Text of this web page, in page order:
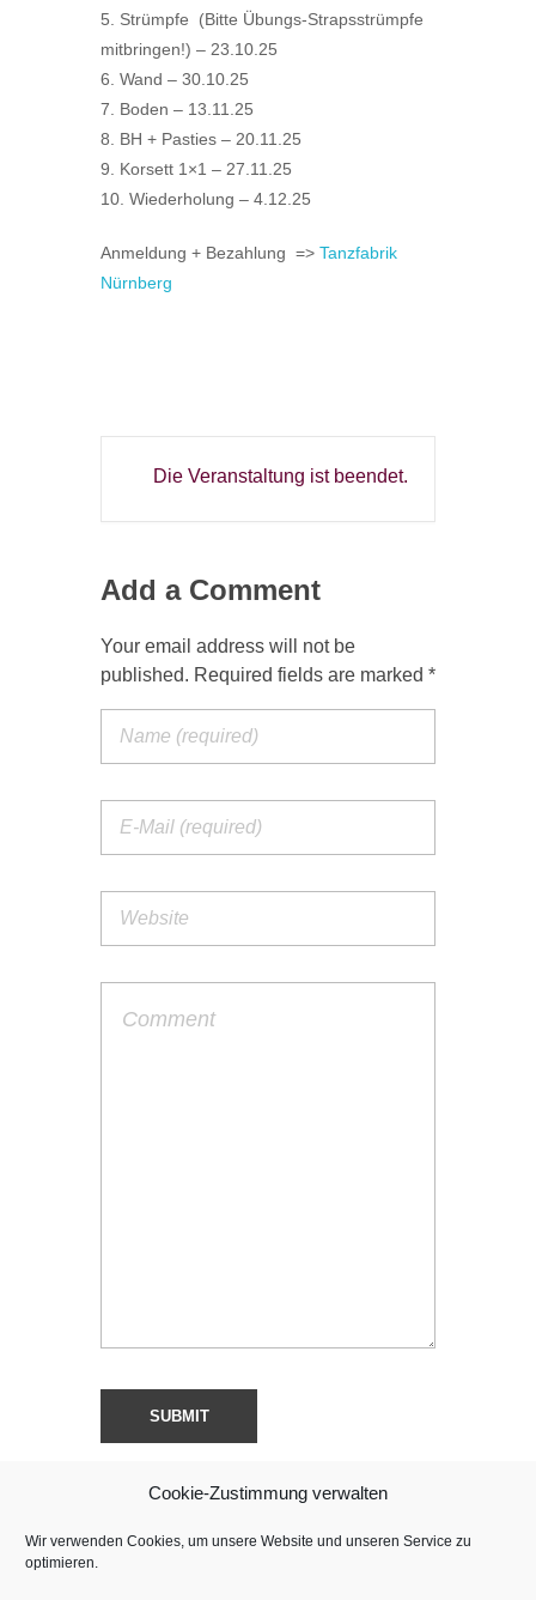
Cookie-Zustimmung verwalten
Wir verwenden Cookies, um unsere Website und unseren Service zu
optimieren.
5. Strümpfe (Bitte Übungs-Strapsstrümpfe
mitbringen!) – 23.10.25
6. Wand – 30.10.25
7. Boden – 13.11.25
8. BH + Pasties – 20.11.25
9. Korsett 1×1 – 27.11.25
10. Wiederholung – 4.12.25
Anmeldung + Bezahlung => Tanzfabrik
Nürnberg
Die Veranstaltung ist beendet.
Add a Comment
Your email address will not be
published. Required fields are marked *